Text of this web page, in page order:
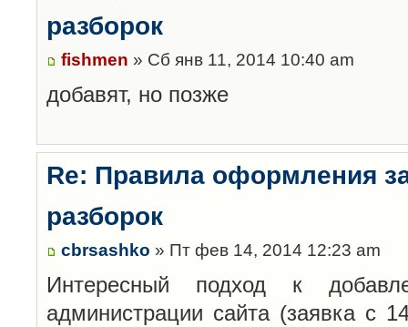
разборок
fishmen » Сб янв 11, 2014 10:40 am
добавят, но позже
Re: Правила оформления
разборок
cbrsashko » Пт фев 14, 2014 12:23 am
Интересный подход к
администрации сайта (заявка с